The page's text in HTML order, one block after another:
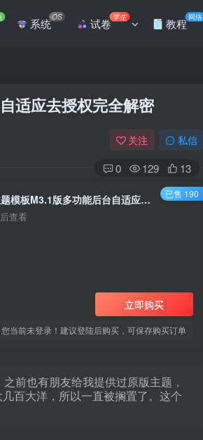
系统OS 试卷 学生 教程网络
适应去授权完全解密
关注 私信
0 129 13
苹果CMS新版海螺影视主题模板M3.1版多功能后台自适应去授权完全解密
查看
立即购买
您当前未登录！建议登陆后购买，可保存购买订单
已售 190
前也有朋友给我提供过原版主题，
百大洋，所以一直被搁置了。这个